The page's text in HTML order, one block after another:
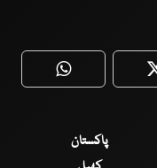
WhatsApp
پاکستان